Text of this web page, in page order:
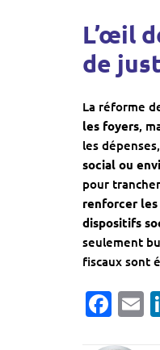
L’œil
de
La réforme
les foyers,
les
social ou
pour
renforcer les
dispositifs
seulement
fiscaux sont